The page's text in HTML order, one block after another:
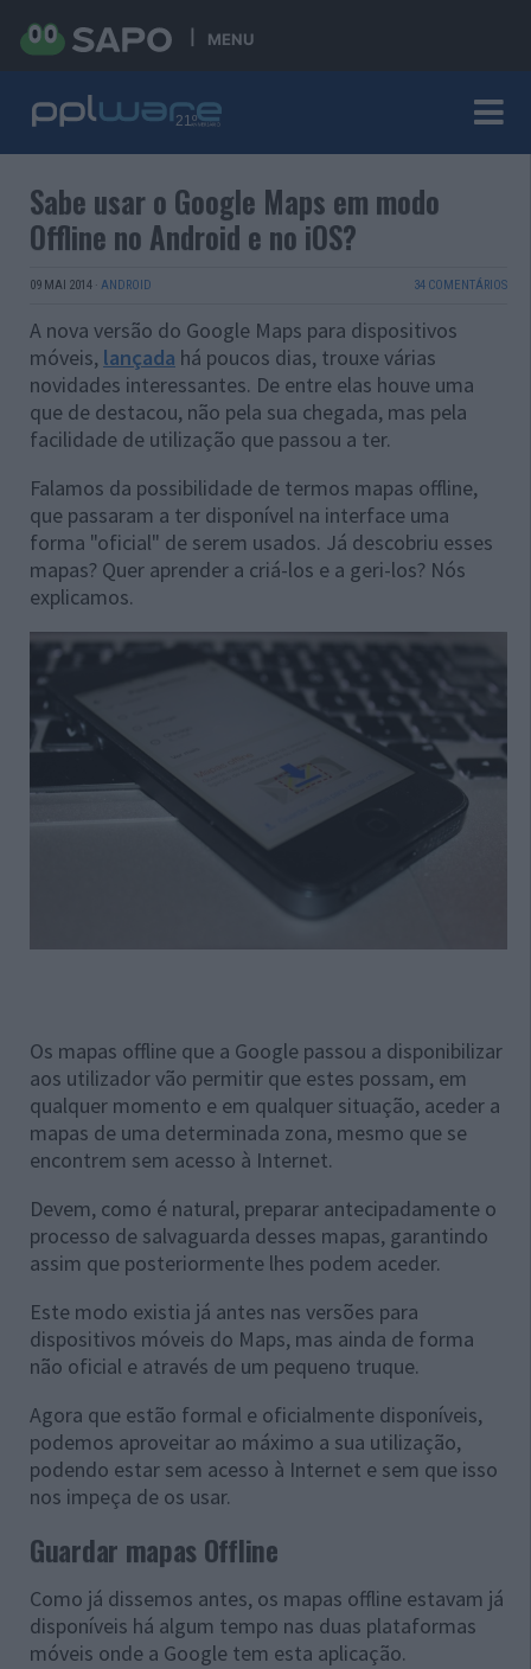
MENU
Sabe usar o Google Maps em modo
Offline no Android e no iOS?
09 MAI 2014 · ANDROID 34 COMENTÁRIOS
A nova versão do Google Maps para dispositivos
móveis, lançada há poucos dias, trouxe várias
novidades interessantes. De entre elas houve uma
que de destacou, não pela sua chegada, mas pela
facilidade de utilização que passou a ter.
Falamos da possibilidade de termos mapas offline,
que passaram a ter disponível na interface uma
forma "oficial" de serem usados. Já descobriu esses
mapas? Quer aprender a criá-los e a geri-los? Nós
explicamos.
Os mapas offline que a Google passou a disponibilizar
aos utilizador vão permitir que estes possam, em
qualquer momento e em qualquer situação, aceder a
mapas de uma determinada zona, mesmo que se
encontrem sem acesso à Internet.
Devem, como é natural, preparar antecipadamente o
processo de salvaguarda desses mapas, garantindo
assim que posteriormente lhes podem aceder.
Este modo existia já antes nas versões para
dispositivos móveis do Maps, mas ainda de forma
não oficial e através de um pequeno truque.
Agora que estão formal e oficialmente disponíveis,
podemos aproveitar ao máximo a sua utilização,
podendo estar sem acesso à Internet e sem que isso
nos impeça de os usar.
Guardar mapas Offline
Como já dissemos antes, os mapas offline estavam já
disponíveis há algum tempo nas duas plataformas
móveis onde a Google tem esta aplicação.